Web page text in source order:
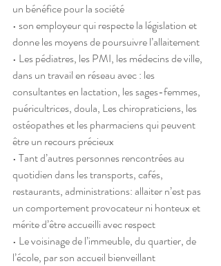
un bénéfice pour la société
• son employeur qui respecte la législation et
donne les moyens de poursuivre l’allaitement
• Les pédiatres, les PMI, les médecins de ville,
dans un travail en réseau avec : les
consultantes en lactation, les sages-femmes,
puéricultrices, doula, Les chiropraticiens, les
ostéopathes et les pharmaciens qui peuvent
être un recours précieux
• Tant d’autres personnes rencontrées au
quotidien dans les transports, cafés,
restaurants, administrations: allaiter n’est pas
un comportement provocateur ni honteux et
mérite d’être accueilli avec respect
• Le voisinage de l’immeuble, du quartier, de
l’école, par son accueil bienveillant